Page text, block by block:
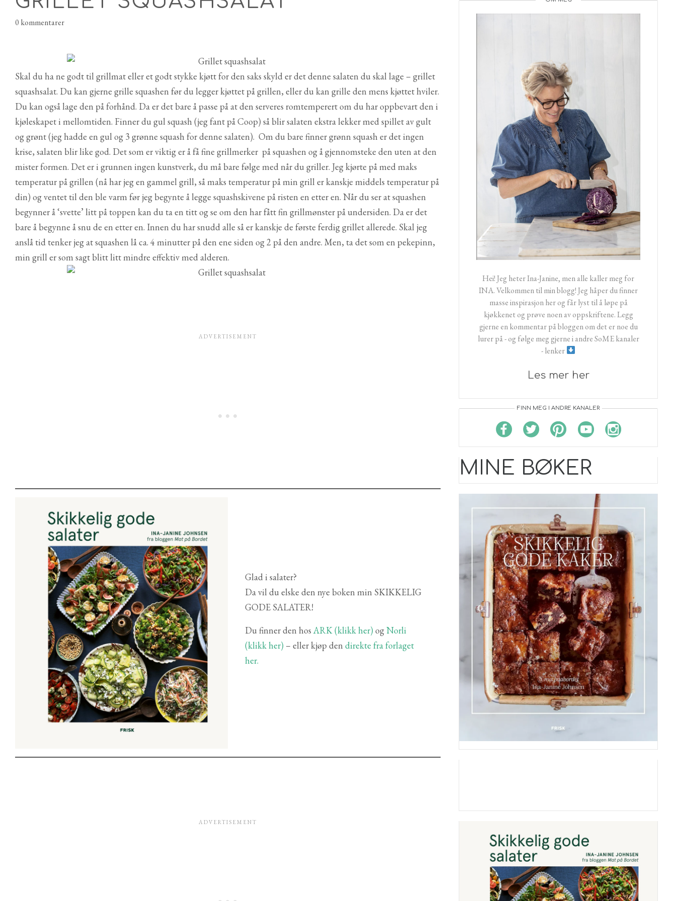
0 kommentarer
Skal du ha ne godt til grillmat eller et godt stykke kjøtt for den saks skyld er det denne salaten du skal lage – grillet
squashsalat. Du kan gjerne grille squashen før du legger kjøttet på grillen, eller du kan grille den mens kjøttet hviler.
Du kan også lage den på forhånd. Da er det bare å passe på at den serveres romtemperert om du har oppbevart den i
kjøleskapet i mellomtiden. Finner du gul squash (jeg fant på Coop) så blir salaten ekstra lekker med spillet av gult
og grønt (jeg hadde en gul og 3 grønne squash for denne salaten). Om du bare finner grønn squash er det ingen
krise, salaten blir like god. Det som er viktig er å få fine grillmerker på squashen og å gjennomsteke den uten at den
mister formen. Det er i grunnen ingen kunstverk, du må bare følge med når du griller. Jeg kjørte på med maks
temperatur på grillen (nå har jeg en gammel grill, så maks temperatur på min grill er kanskje middels temperatur på
din) og ventet til den ble varm før jeg begynte å legge squashskivene på risten en etter en. Når du ser at squashen
begynner å ‘svette’ litt på toppen kan du ta en titt og se om den har fått fin grillmønster på undersiden. Da er det
bare å begynne å snu de en etter en. Innen du har snudd alle så er kanskje de første ferdig grillet allerede. Skal jeg
anslå tid tenker jeg at squashen lå ca. 4 minutter på den ene siden og 2 på den andre. Men, ta det som en pekepinn,
min grill er som sagt blitt litt mindre effektiv med alderen.
Glad i salater?
Da vil du elske den nye boken min SKIKKELIG
GODE SALATER!
Du finner den hos ARK (klikk her)ogNorli
(klikk her)– eller kjøp den direkte fra forlaget
her.
Hei! Jeg heter Ina-Janine, men alle kaller meg for
INA. Velkommen til min blogg! Jeg håper du finner
masse inspirasjon her og får lyst til å løpe på
kjøkkenet og prøve noen av oppskriftene. Legg
gjerne en kommentar på bloggen om det er noe du
lurer på - og følge meg gjerne i andre SoME kanaler
- lenker
Les mer her
FINN MEG I ANDRE KANALER
MINE BØKER